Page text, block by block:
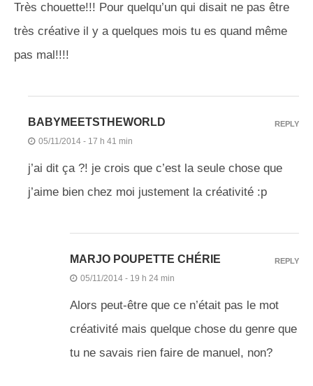
Très chouette!!! Pour quelqu’un qui disait ne pas être
très créative il y a quelques mois tu es quand même
pas mal!!!!
BABYMEETSTHEWORLD
05/11/2014 - 17 h 41 min
j’ai dit ça ?! je crois que c’est la seule chose que
j’aime bien chez moi justement la créativité :p
REPLY
MARJO POUPETTE CHÉRIE
05/11/2014 - 19 h 24 min
Alors peut-être que ce n’était pas le mot
créativité mais quelque chose du genre que
tu ne savais rien faire de manuel, non?
REPLY